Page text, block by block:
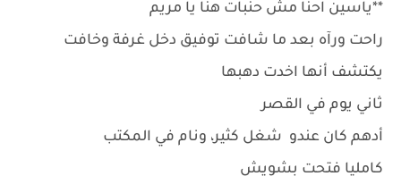
**ياسين احنا مش حنبات هنا يا مريم
راحت ورآه بعد ما شافت توفيق دخل غرفة وخافت
يكتشف أنها اخدت دهبها
ثاني يوم في القصر
أدهم كان عندو شغل كثير، ونام في المكتب
كامليا فتحت بشويش